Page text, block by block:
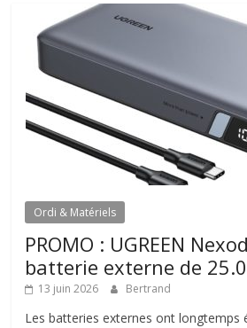
Ordi & Matériels
PROMO : UGREEN
batterie externe de
13 juin 2026 Bertrand
Les batteries externes ont longtemps